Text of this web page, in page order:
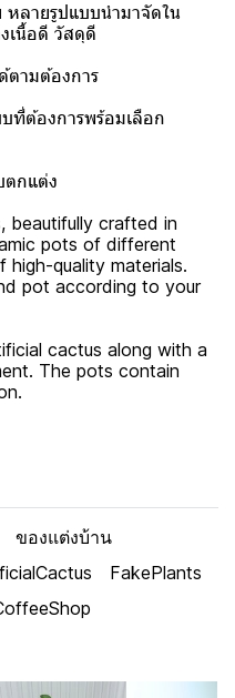
ลายรูปแบบนำมาจัดใน
เนื้อดี วัสดุดี
ตามต้องการ
ที่ต้องการพร้อมเลือก
ตกแต่ง
beautifully crafted in
pots of different
high-quality materials.
pot according to your
cactus along with a
The pots contain
ของแต่งบ้าน
FakePlants